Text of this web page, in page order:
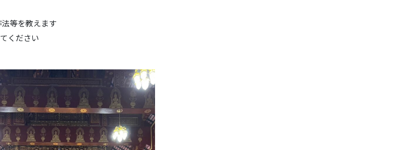
等を教えます
ください